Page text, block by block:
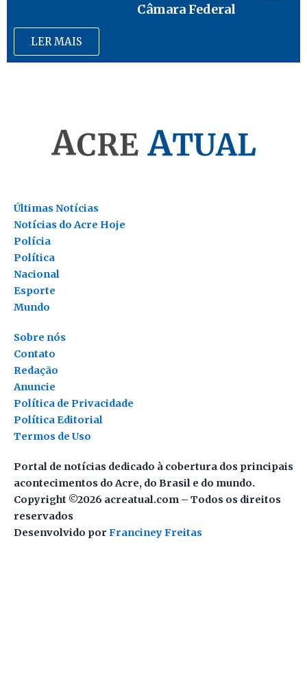
Câmara Federal
LER MAIS
Últimas Notícias
Notícias do Acre Hoje
Polícia
Política
Nacional
Esporte
Mundo
Contato
Redação
Anuncie
Política de Privacidade
Política Editorial
Termos de Uso
Sobre nós
Portal de notícias dedicado à cobertura dos principais
acontecimentos do Acre, do Brasil e do mundo.
Copyright ©2026 acreatual.com – Todos os direitos
reservados
Desenvolvido por Franciney Freitas